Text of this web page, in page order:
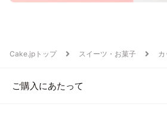
Cake.jpトップ スイーツ・お菓子 カ
ご購入にあたって